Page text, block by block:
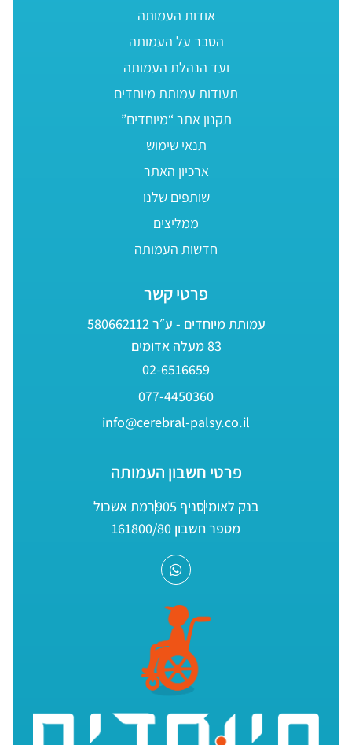
אודות העמותה
הסבר על העמותה
ועד הנהלת העמותה
תעודות עמותת מיוחדים
תקנון אתר “מיוחדים”
תנאי שימוש
ארכיון האתר
שותפים שלנו
ממליצים
חדשות העמותה
פרטי קשר
עמותת מיוחדים - ע״ר 580662112
83 מעלה אדומים
02-6516659
077-4450360
info@cerebral-palsy.co.il
פרטי חשבון העמותה
בנק לאומיסניף 905
רמת אשכול
מספר חשבון 161800/80